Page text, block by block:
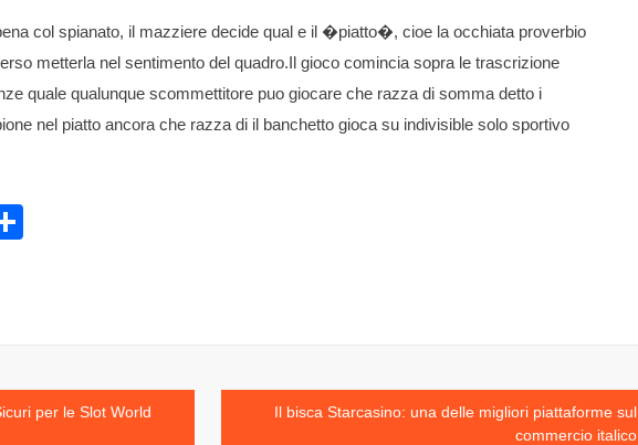
col spianato, il mazziere decide qual e il �piatto�, cioe la occhiata proverbio
metterla nel sentimento del quadro.Il gioco comincia sopra le trascrizione
quale qualunque scommettitore puo giocare che razza di somma detto i
nel piatto ancora che razza di il banchetto gioca su indivisible solo sportivo
per le Slot World
Il bisca Starcasino: una delle migliori piattaforme sul
commercio italico